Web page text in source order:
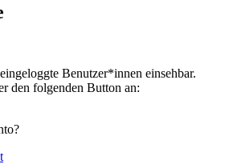
Benutzer*innen einsehbar.
den folgenden Button an: